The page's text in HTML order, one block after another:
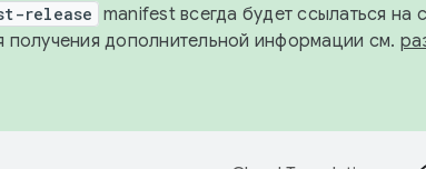
release manifest всегда будет ссылаться на
получения дополнительной информации см.